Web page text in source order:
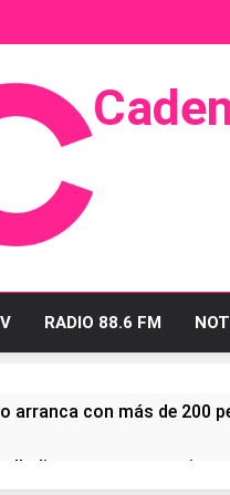
Radio Y Televisión
RADIO 88.6 FM
arranca con más de 200
linense tras conquistar